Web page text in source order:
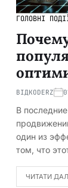
ГОЛОВНІ
ВІДKODERZ
В
один из
том, что
ЧИТАТИ